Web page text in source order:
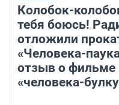
Колобок-
тебя боюсь!
отложили
«Человека-
отзыв о фильме
«человека-